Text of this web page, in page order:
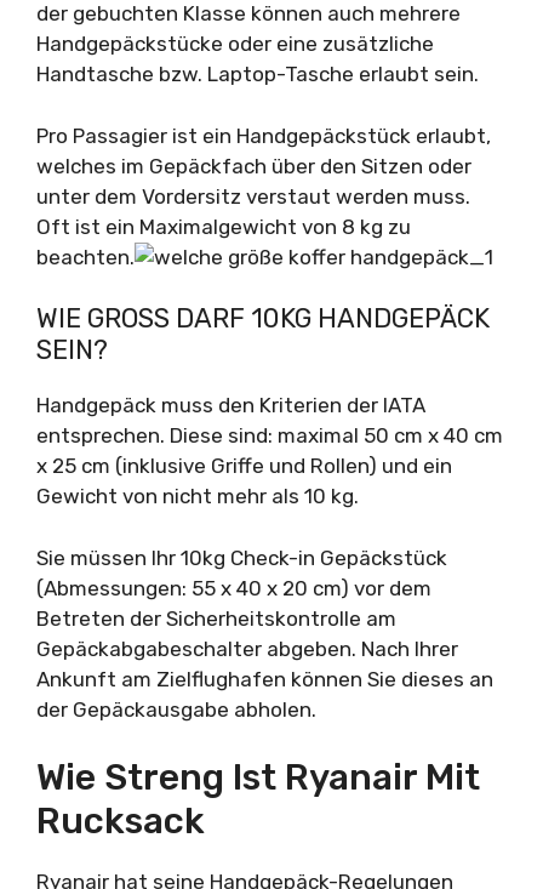
der gebuchten Klasse können auch mehrere
Handgepäckstücke oder eine zusätzliche
Handtasche bzw. Laptop-Tasche erlaubt sein.
Pro Passagier ist ein Handgepäckstück erlaubt,
welches im Gepäckfach über den Sitzen oder
unter dem Vordersitz verstaut werden muss.
Oft ist ein Maximalgewicht von 8 kg zu
beachten.
WIE GROSS DARF 10KG HANDGEPÄCK S
EIN?
Handgepäck muss den Kriterien der IATA
entsprechen. Diese sind: maximal 50 cm x 40 cm
x 25 cm (inklusive Griffe und Rollen) und ein
Gewicht von nicht mehr als 10 kg.
Sie müssen Ihr 10kg Check-in Gepäckstück
(Abmessungen: 55 x 40 x 20 cm) vor dem
Betreten der Sicherheitskontrolle am
Gepäckabgabeschalter abgeben. Nach Ihrer
Ankunft am Zielflughafen können Sie dieses an
der Gepäckausgabe abholen.
Wie Streng Ist Ryanair Mit
Rucksack
Ryanair hat seine Handgepäck-Regelungen